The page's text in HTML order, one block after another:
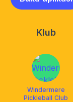
Klub
Windermere
Pickleball Club